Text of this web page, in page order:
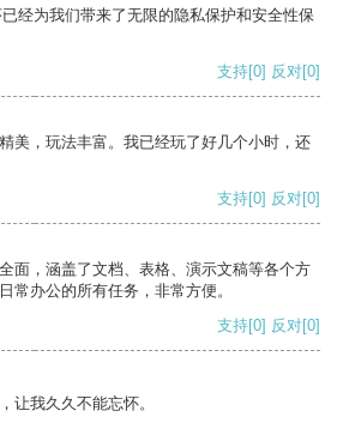
经为我们带来了无限的隐私保护和安全性保
支持[0] 反对[0]
美，玩法丰富。我已经玩了好几个小时，还
支持[0] 反对[0]
面，涵盖了文档、表格、演示文稿等各个方
常办公的所有任务，非常方便。
支持[0] 反对[0]
让我久久不能忘怀。